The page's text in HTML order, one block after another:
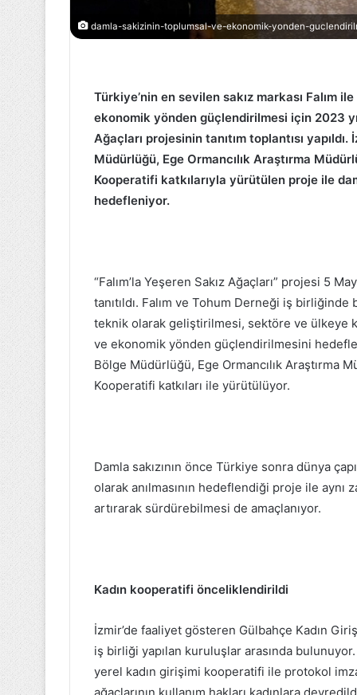
damla-sakizinin-toplumsal-ve-ekonomik-yonden-
Türkiye’nin en sevilen sakız markası Falım
ekonomik yönden güçlendirilmesi için 2023
Ağaçları projesinin tanıtım toplantısı
Müdürlüğü, Ege Ormancılık Araştırma
Kooperatifi katkılarıyla yürütülen proje ile
hedefleniyor.
“Falım’la Yeşeren Sakız Ağaçları” projesi 5
tanıtıldı. Falım ve Tohum Derneği iş birliğinde
teknik olarak geliştirilmesi, sektöre ve ülkeye
ve ekonomik yönden güçlendirilmesini
Bölge Müdürlüğü, Ege Ormancılık Araştırma
Kooperatifi katkıları ile yürütülüyor.
Damla sakızının önce Türkiye sonra dünya
olarak anılmasının hedeflendiği proje ile aynı
artırarak sürdürebilmesi de amaçlanıyor.
Kadın kooperatifi önceliklendirildi
İzmir’de faaliyet gösteren Gülbahçe Kadın
iş birliği yapılan kuruluşlar arasında
yerel kadın girişimi kooperatifi ile protokol
Dolar
mı
Karlı?
21 Eylül 2021
Dolar mı Altın
Karlı?